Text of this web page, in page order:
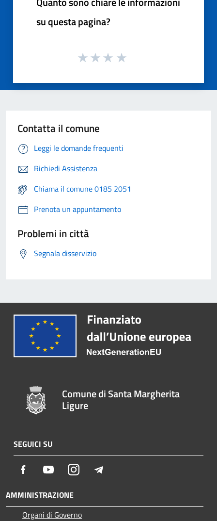
su questa pagina?
Contatta il comune
Leggi le domande frequenti
Richiedi Assistenza
Chiama il comune 0185 2051
Prenota un appuntamento
Problemi in città
Segnala disservizio
Comune di Santa Margherita
Ligure
SEGUICI SU
Facebook YoutubeInstagram
AMMINISTRAZIONE
Organi di Governo